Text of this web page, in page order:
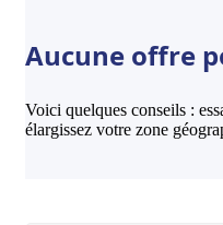
Aucune offre
Voici quelques conseils :
élargissez votre zone